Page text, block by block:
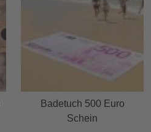
Badetuch 500 Euro
Schein